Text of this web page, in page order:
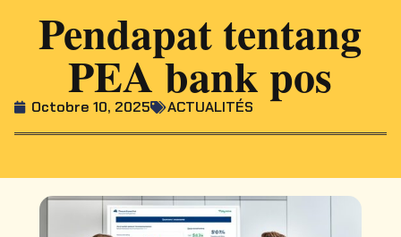
TECHNOLOGIE
À PROPOS
Pendapat tentang
PEA bank pos
Octobre 10, 2025 ACTUALITÉS